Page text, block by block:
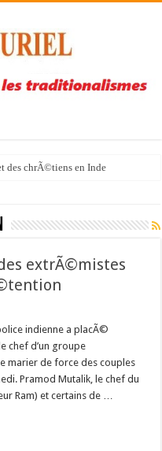
des chrÃ©tiens en Inde
extrÃ©mistes
indienne a placÃ©
chef d’un groupe
marier de force des couples
Pramod Mutalik, le chef du
Ram) et certains de …